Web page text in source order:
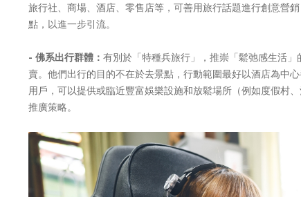
旅行社、商場、酒店、零售店等，可善用旅行話題進行創意營
點，以進一步引流。
- 佛系出行群體： 有別於「特種兵旅行」，推崇「鬆弛感生活
賣。他們出行的目的不在於去景點，行動範圍最好以酒店為中
用戶，可以提供或臨近豐富娛樂設施和放鬆場所（例如度假村
推廣策略。